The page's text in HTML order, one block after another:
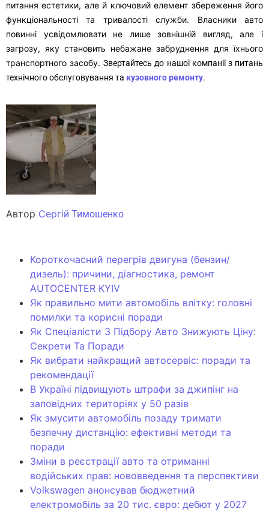
питання естетики, але й ключовий елемент збереження його
функціональності та тривалості служби. Власники авто
повинні усвідомлювати не лише зовнішній вигляд, але і
загрозу, яку становить небажане забруднення для їхнього
транспортного засобу.Звертайтесь до нашої компанії з питань
технічного обслуговування та кузовного ремонту.
Автор Сергій Тимошенко
Короткочасний перегрів двигуна (бензин/
дизель): причини, діагностика, ремонт
AUTOCENTER KYIV
Як правильно мити автомобіль влітку: головні
помилки та корисні поради
Як Спеціалісти З Підбору Авто Знижують Ціну:
Секрети Та Поради
Як вибрати найкращий автосервіс: поради та
рекомендації
В Україні підвищують штрафи за джипінг на
заповідних територіях у 50 разів
Як змусити автомобіль позаду тримати
безпечну дистанцію: ефективні методи та
поради
Зміни в реєстрації авто та отриманні
водійських прав: нововведення та перспективи
Volkswagen анонсував бюджетний
електромобіль за 20 тис. євро: дебют у 2027